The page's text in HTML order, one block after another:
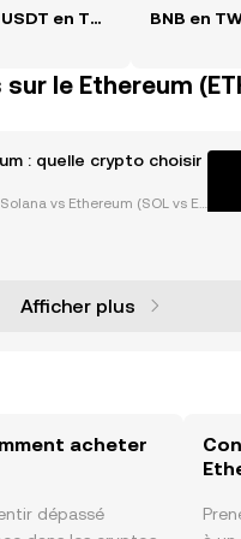
USDT en TWD BNB en
sur le Ethereum
: quelle crypto choisir
vs Ethereum (SOL vs ET
demeure la référence incont
Afficher plus
acheter
dépassé